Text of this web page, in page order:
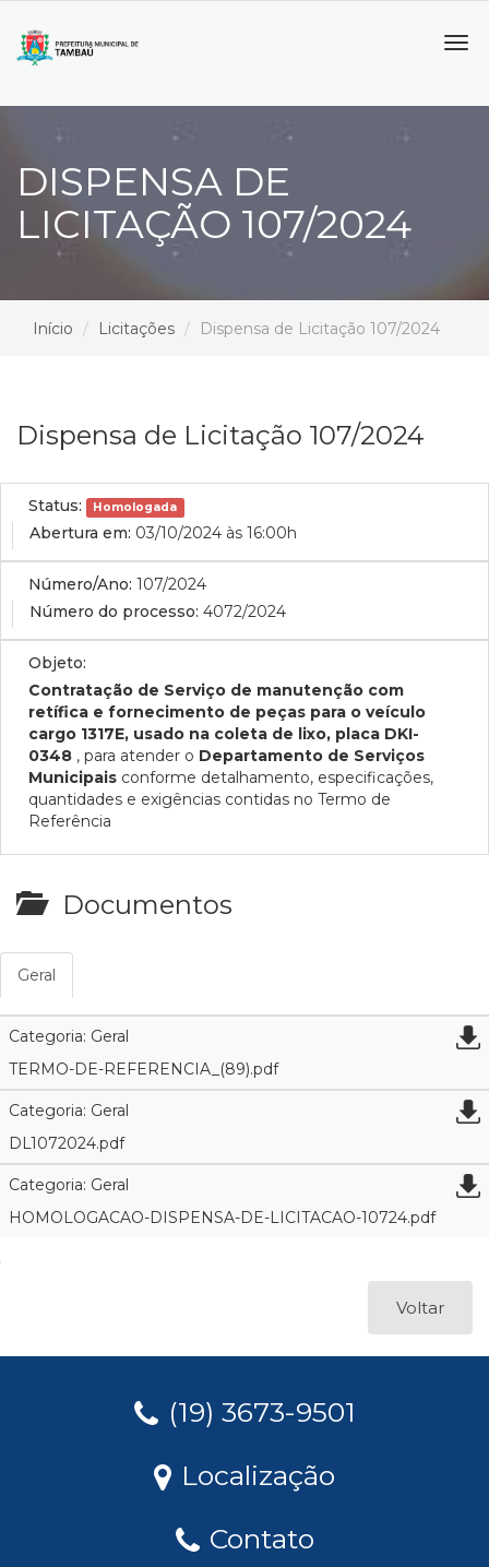
DISPENSA DE
LICITAÇÃO 107/2024
Início Licitações Dispensa de Licitação 107/2024
Dispensa de Licitação 107/2024
Status: Homologada
Abertura em: 03/10/2024 às 16:00h
Número/Ano: 107/2024
Número do processo: 4072/2024
Objeto:
Contratação de Serviço de manutenção com
retífica e fornecimento de peças para o veículo
cargo 1317E, usado na coleta de lixo, placa DKI-
0348 , para atender o Departamento de Serviços
Municipais conforme detalhamento, especificações,
quantidades e exigências contidas no Termo de
Referência
Documentos
Geral
Categoria: Geral
TERMO-DE-REFERENCIA_(89).pdf
Categoria: Geral
DL1072024.pdf
Categoria: Geral
HOMOLOGACAO-DISPENSA-DE-LICITACAO-10724.pdf
Voltar
(19) 3673-9501
Localização
Contato